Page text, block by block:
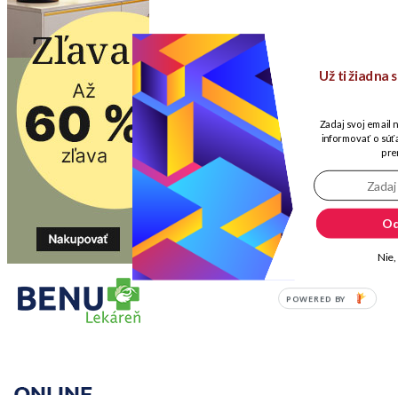
Už ti žiadna
Zadaj svoj email
informovať o